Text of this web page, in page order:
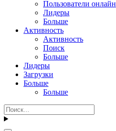
Пользователи онлайн
Лидеры
Больше
Активность
Активность
Поиск
Больше
Лидеры
Загрузки
Больше
Больше